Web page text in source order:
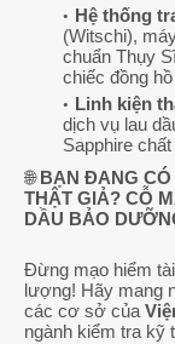
Hệ thống
(Witschi),
chuẩn Thụy
chiếc đồng
Linh kiện
dịch vụ lau
Sapphire
🌐BẠN ĐANG CÓ
THẬT GIẢ? CỖ
DẦU BẢO
Đừng mạo hiểm
lượng! Hãy mang
các cơ sở của
ngành kiểm tra kỹ